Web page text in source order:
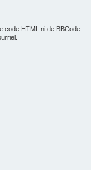
code HTML ni de BBCode.